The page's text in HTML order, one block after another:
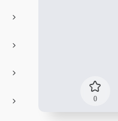
0